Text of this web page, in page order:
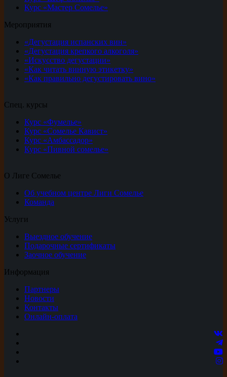
Курс «Мастер Сомелье»
Мероприятия
«Дегустация испанских вин»
«Дегустация крепкого алкоголя»
«Искусство дегустации»
«Как читать винную этикетку»
«Как правильно дегустировать вино»
Спец. курсы
Курс «Фумелье»
Курс «Сомелье Кавист»
Курс «Амбассадор»
Курс «Пивной сомелье»
О Лиге Сомелье
Об учебном центре Лиги Сомелье
Команда
Услуги
Выездное обучение
Подарочные сертификаты
Заочное обучение
Информация
Партнеры
Новости
Контакты
Онлайн-оплата